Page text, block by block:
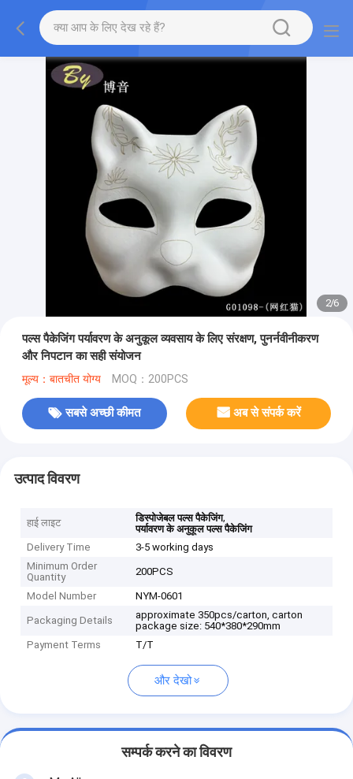
2/6
पल्स पैकेजिंग पर्यावरण के अनुकूल व्यवसाय के लिए संरक्षण, पुनर्नवीनीकरण
और निपटान का सही संयोजन
मूल्य：बातचीत योग्य MOQ：200PCS
सबसे अच्छी कीमत अब से संपर्क करें
उत्पाद विवरण
हाई लाइट डिस्पोजेबल पल्स पैकेजिंग,
पर्यावरण के अनुकूल पल्स पैकेजिंग
Delivery Time
3-5 working days
Minimum Order
Quantity
200PCS
Model Number NYM-0601
Packaging Details
approximate 350pcs/carton, carton
package size: 540*380*290mm
Payment Terms
T/T
और देखो
सम्पर्क करने का विवरण